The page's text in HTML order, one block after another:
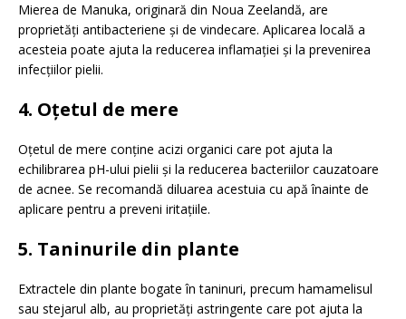
Mierea de Manuka, originară din Noua Zeelandă, are
proprietăți antibacteriene și de vindecare. Aplicarea locală a
acesteia poate ajuta la reducerea inflamației și la prevenirea
infecțiilor pielii.
4. Oțetul de mere
Oțetul de mere conține acizi organici care pot ajuta la
echilibrarea pH-ului pielii și la reducerea bacteriilor cauzatoare
de acnee. Se recomandă diluarea acestuia cu apă înainte de
aplicare pentru a preveni iritațiile.
5. Taninurile din plante
Extractele din plante bogate în taninuri, precum hamamelisul
sau stejarul alb, au proprietăți astringente care pot ajuta la